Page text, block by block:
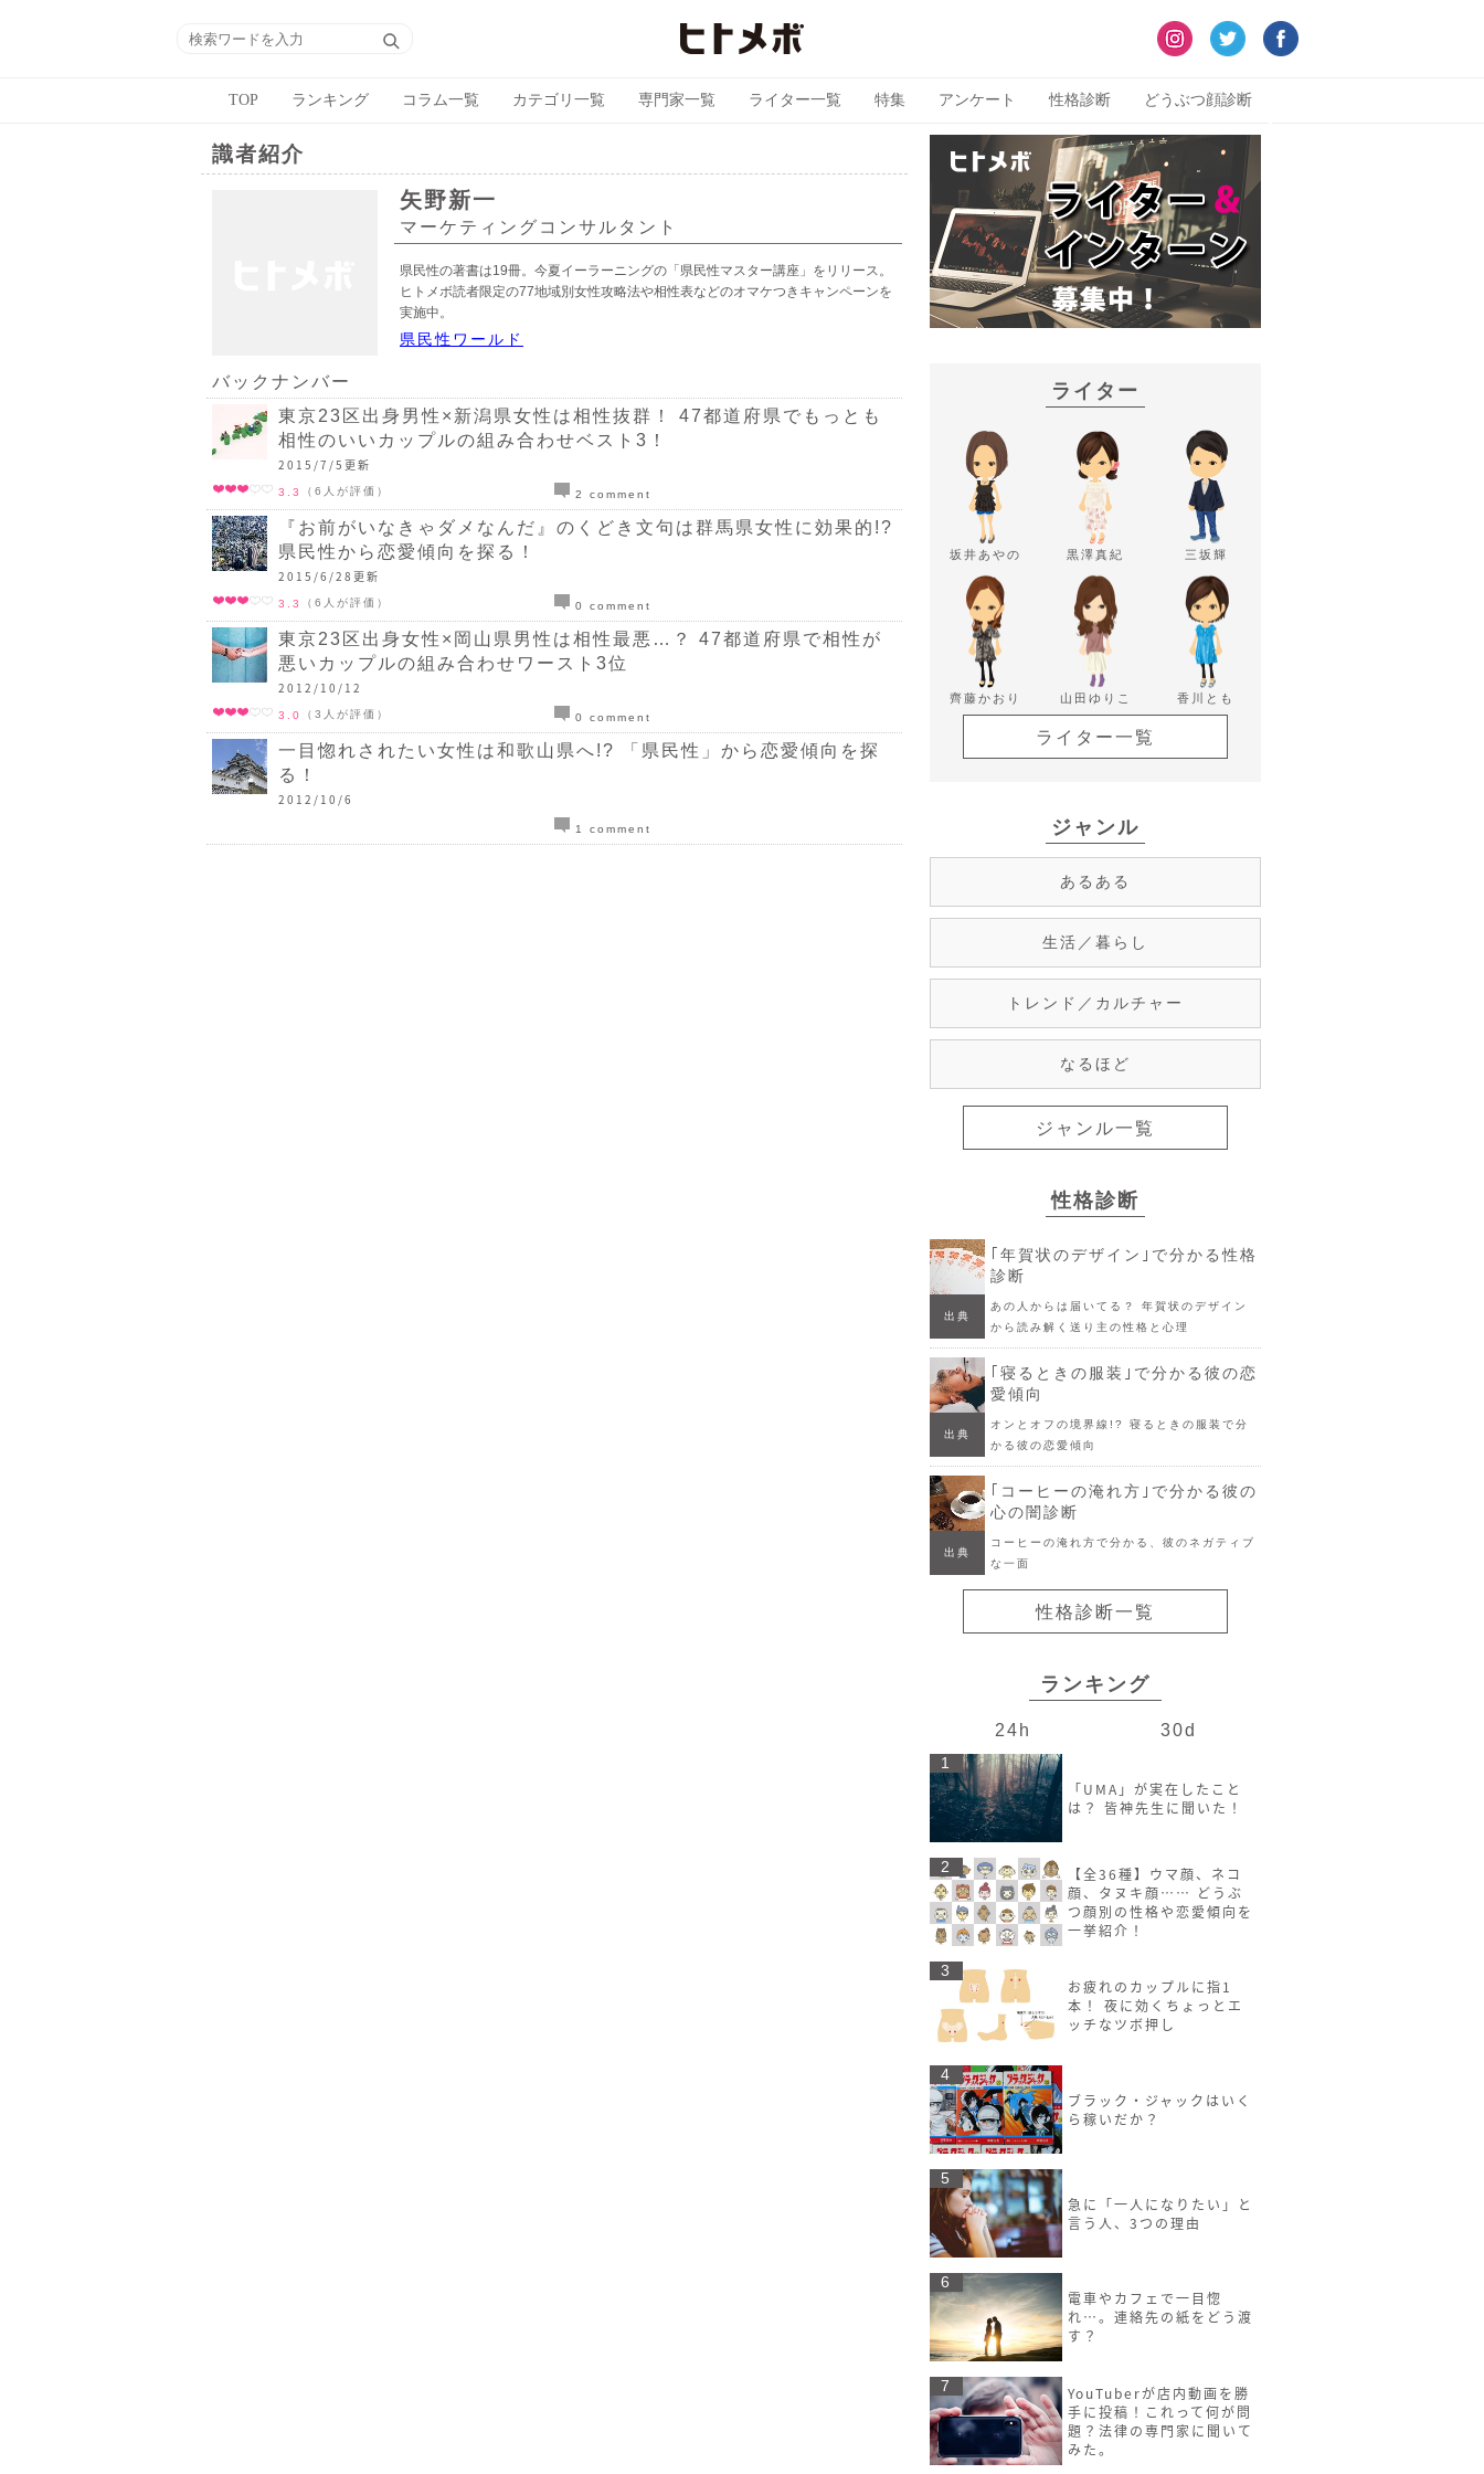
TOP ランキング コラム一覧 カテゴリ一覧 専門家一覧 ライター一覧 特集 アンケート 性格診断 どうぶつ顔診断
識者紹介
矢野新一
マーケティングコンサルタント
県民性の著書は19冊。今夏イーラーニングの「県民性マスター講座」をリリース。
ヒトメボ読者限定の77地域別女性攻略法や相性表などのオマケつきキャンペーンを
実施中。
県民性ワールド
バックナンバー
東京23区出身男性×新潟県女性は相性抜群！ 47都道府県でもっとも
相性のいいカップルの組み合わせベスト3！
2015/7/5更新
3.3 （6人が評価） 2 comment
『お前がいなきゃダメなんだ』のくどき文句は群馬県女性に効果的!?
県民性から恋愛傾向を探る！
2015/6/28更新
3.3 （6人が評価） 0 comment
東京23区出身女性×岡山県男性は相性最悪…？ 47都道府県で相性が
悪いカップルの組み合わせワースト3位
2012/10/12
3.0 （3人が評価） 0 comment
一目惚れされたい女性は和歌山県へ!? 「県民性」から恋愛傾向を探
る！
2012/10/6
1 comment
ライター
坂井あやの 黒澤真紀 三坂輝
齊藤かおり 山田ゆりこ 香川とも
ライター一覧
ジャンル
あるある
生活／暮らし
トレンド／カルチャー
なるほど
ジャンル一覧
性格診断
｢年賀状のデザイン｣で分かる性格
診断
出典
あの人からは届いてる？ 年賀状のデザイン
から読み解く送り主の性格と心理
｢寝るときの服装｣で分かる彼の恋
愛傾向
出典
オンとオフの境界線!? 寝るときの服装で分
かる彼の恋愛傾向
｢コーヒーの淹れ方｣で分かる彼の
心の闇診断
出典
コーヒーの淹れ方で分かる、彼のネガティブ
な一面
性格診断一覧
ランキング
24h 30d
1
「UMA」が実在したこと
は？ 皆神先生に聞いた！
2
【全36種】ウマ顔、ネコ
顔、タヌキ顔…… どうぶ
つ顔別の性格や恋愛傾向を
一挙紹介！
3
お疲れのカップルに指1
本！ 夜に効くちょっとエ
ッチなツボ押し
4
ブラック・ジャックはいく
ら稼いだか？
5
急に「一人になりたい」と
言う人、3つの理由
6
電車やカフェで一目惚
れ…。連絡先の紙をどう渡
す？
7
YouTuberが店内動画を勝
手に投稿！これって何が問
題？法律の専門家に聞いて
みた。